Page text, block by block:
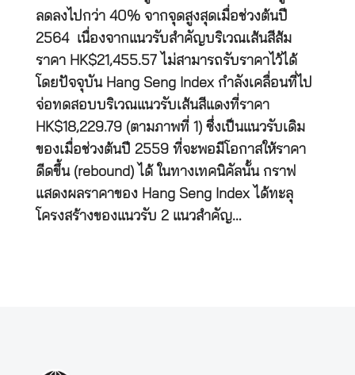
ลดลงไปกว่า 40% จากจุดสูงสุดเมื่อช่วงต้นปี
2564 เนื่องจากแนวรับสำคัญบริเวณเส้นสีส้ม
ราคา HK$21,455.57 ไม่สามารถรับราคาไว้ได้
โดยปัจจุบัน Hang Seng Index กำลังเคลื่อนที่ไป
จ่อทดสอบบริเวณแนวรับเส้นสีแดงที่ราคา
HK$18,229.79 (ตามภาพที่ 1) ซึ่งเป็นแนวรับเดิม
ของเมื่อช่วงต้นปี 2559 ที่จะพอมีโอกาสให้ราคา
ดีดขึ้น (rebound) ได้ ในทางเทคนิคัลนั้น กราฟ
แสดงผลราคาของ Hang Seng Index ได้ทะลุ
โครงสร้างของแนวรับ 2 แนวสำคัญ…